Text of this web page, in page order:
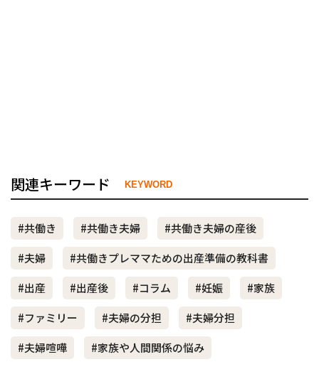
関連キーワード KEYWORD
#共働き #共働き夫婦
#共働き夫婦の産後
#夫婦
#共働きプレママための出産準備の教科書
#出産
#出産後 #コラム #妊娠
#家族
#ファミリー
#夫婦の分担
#夫婦分担
#夫婦喧嘩
#家族や人間関係の悩み